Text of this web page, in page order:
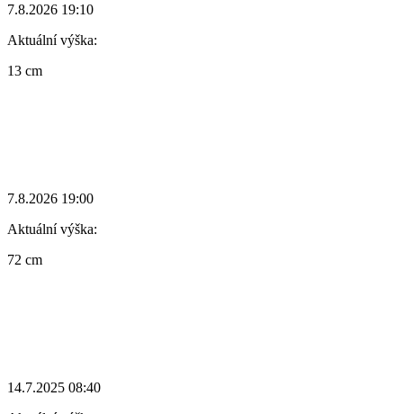
7.8.2026 19:10
Aktuální výška:
13 cm
7.8.2026 19:00
Aktuální výška:
72 cm
14.7.2025 08:40